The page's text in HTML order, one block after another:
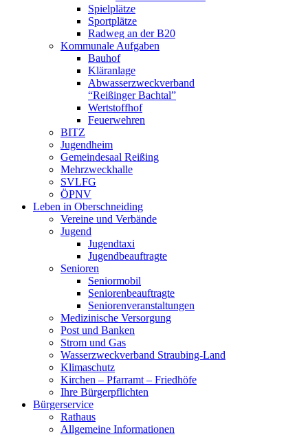
Spielplätze
Sportplätze
Radweg an der B20
Kommunale Aufgaben
Bauhof
Kläranlage
Abwasserzweckverband
“Reißinger Bachtal”
Wertstoffhof
Feuerwehren
BITZ
Jugendheim
Gemeindesaal Reißing
Mehrzweckhalle
SVLFG
ÖPNV
Leben in Oberschneiding
Vereine und Verbände
Jugend
Jugendtaxi
Jugendbeauftragte
Senioren
Seniormobil
Seniorenbeauftragte
Seniorenveranstaltungen
Medizinische Versorgung
Post und Banken
Strom und Gas
Wasserzweckverband Straubing-Land
Klimaschutz
Kirchen – Pfarramt – Friedhöfe
Ihre Bürgerpflichten
Bürgerservice
Rathaus
Allgemeine Informationen